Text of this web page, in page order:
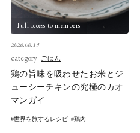
Full access to members
2026.06.19
category ごはん
鶏の旨味を吸わせたお米とジ
ューシーチキンの究極のカオ
マンガイ
世界を旅するレシピ 鶏肉